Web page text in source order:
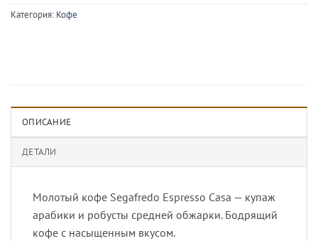
Категория: Кофе
ОПИСАНИЕ
ДЕТАЛИ
Молотый кофе Segafredo Espresso Casa — купаж
арабики и робусты средней обжарки. Бодрящий
кофе с насыщенным вкусом.